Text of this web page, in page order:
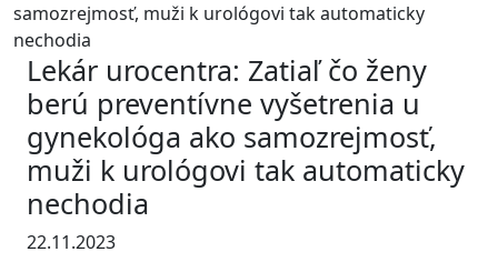
samozrejmosť, muži k urológovi tak automaticky
nechodia
Lekár urocentra: Zatiaľ čo ženy
berú preventívne vyšetrenia u
gynekológa ako samozrejmosť,
muži k urológovi tak automaticky
nechodia
22.11.2023